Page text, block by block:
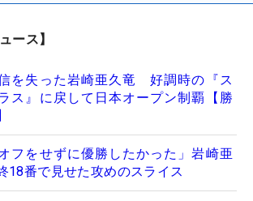
ース】
を失った岩崎亜久竜 好調時の『ス
ス』に戻して日本オープン制覇【勝
フをせずに優勝したかった」岩崎亜
18番で見せた攻めのスライス